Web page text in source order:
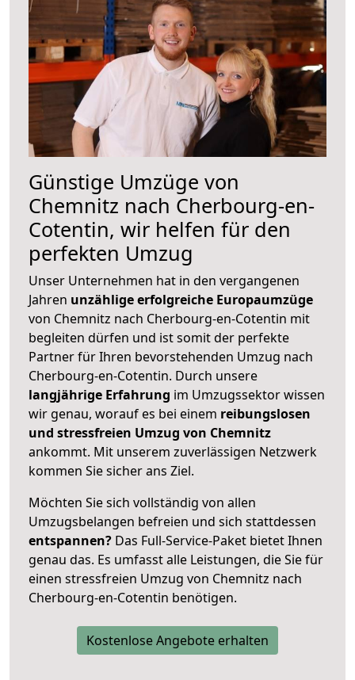
Günstige Umzüge von
Chemnitz nach Cherbourg-en-
Cotentin, wir helfen für den
perfekten Umzug
Unser Unternehmen hat in den vergangenen
Jahren unzählige erfolgreiche Europaumzüge
von Chemnitz nach Cherbourg-en-Cotentin mit
begleiten dürfen und ist somit der perfekte
Partner für Ihren bevorstehenden Umzug nach
Cherbourg-en-Cotentin. Durch unsere
langjährige Erfahrung im Umzugssektor wissen
wir genau, worauf es bei einem reibungslosen
und stressfreien Umzug von Chemnitz
ankommt. Mit unserem zuverlässigen Netzwerk
kommen Sie sicher ans Ziel.
Möchten Sie sich vollständig von allen
Umzugsbelangen befreien und sich stattdessen
entspannen? Das Full-Service-Paket bietet Ihnen
genau das. Es umfasst alle Leistungen, die Sie für
einen stressfreien Umzug von Chemnitz nach
Cherbourg-en-Cotentin benötigen.
Kostenlose Angebote erhalten